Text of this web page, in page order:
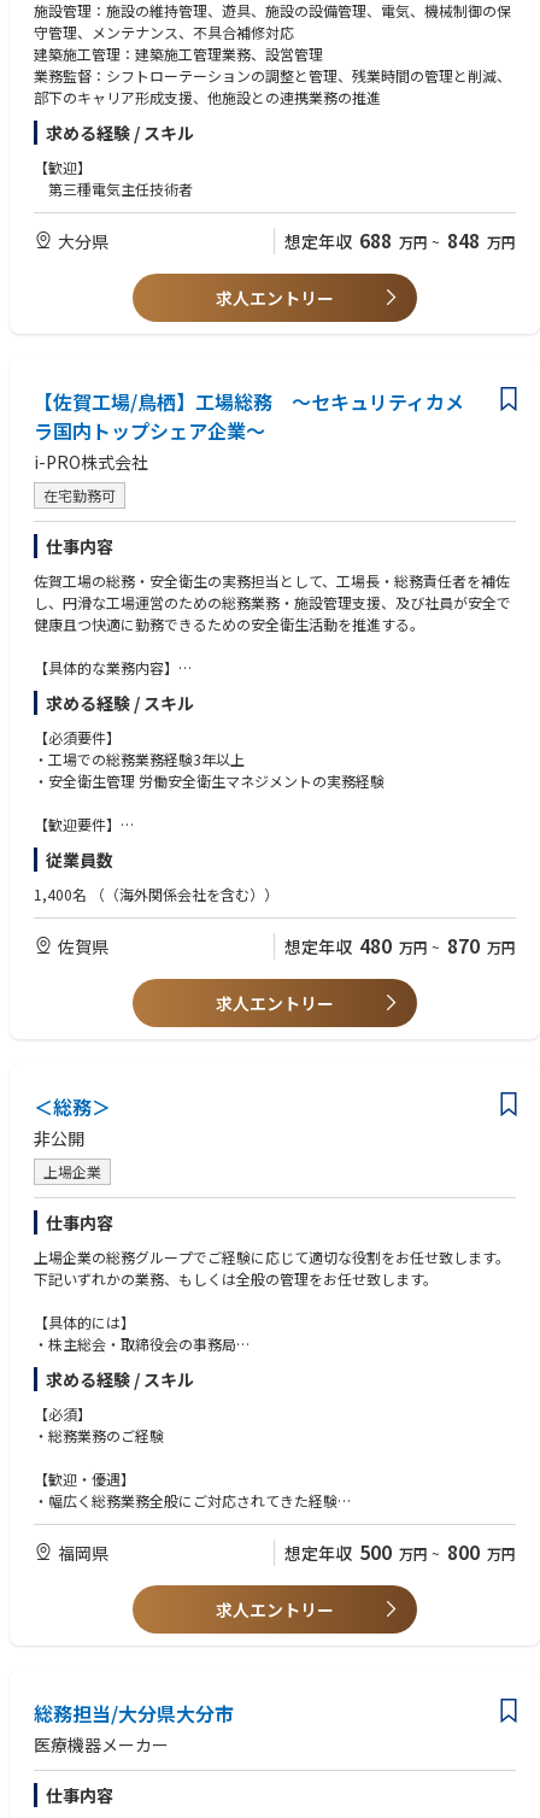
施設管理：施設の維持管理、遊具、施設の設備管理、電気、機械制御の保
守管理、メンテナンス、不具合補修対応
建築施工管理：建築施工管理業務、設営管理
業務監督：シフトローテーションの調整と管理、残業時間の管理と削減、
部下のキャリア形成支援、他施設との連携業務の推進
求める経験 / スキル
【歓迎】
第三種電気主任技術者
大分県 想定年収 688 万円 ~ 848 万円
求人エントリー
【佐賀工場/鳥栖】工場総務 ～セキュリティカメ
ラ国内トップシェア企業～
i-PRO株式会社
在宅勤務可
仕事内容
佐賀工場の総務・安全衛生の実務担当として、工場長・総務責任者を補佐
し、円滑な工場運営のための総務業務・施設管理支援、及び社員が安全で
健康且つ快適に勤務できるための安全衛生活動を推進する。
【具体的な業務内容】
安全衛生管理業務
1) 安全衛生委員会活動の推進、遵法性担保確認
2) 作業環境測定の実施支援
3) 設備安全管理の支援
1) 貸与・支給品（セキュリティカード、電話、作業服、名刺等）の管理
2) 社員・外部社員の入退社対応、派遣契約（e-staffing）管理
3) 共用備品（複合機、共用スペース什器・備品等）の管理
1) オフィスレイアウトおよび共用部の管理
3) 佐賀工場の見学設備の更新、運営サポート
1) 営繕管理（消耗品交換、設備故障時の業者手配等)
2) 原動設備管理(水道・光熱の使用量・コスト管理、省エネ取組)
その他業務
1) リスク対策（拠点BCP、安否確認システム、防災備蓄品管理、災害・事
故対応）
2) 部門管理業務（予算・経費管理、固定資産管理）
求める経験 / スキル
【必須要件】
・工場での総務業務経験3年以上
・安全衛生管理 労働安全衛生マネジメントの実務経験
【歓迎要件】
・第1種衛生管理者
・ISO45001に関する知識、経験
・原動、施設管理に関する知識、経験
従業員数
1,400名 （（海外関係会社を含む））
佐賀県 想定年収 480 万円 ~ 870 万円
求人エントリー
＜総務＞
非公開
上場企業
仕事内容
上場企業の総務グループでご経験に応じて適切な役割をお任せ致します。
下記いずれかの業務、もしくは全般の管理をお任せ致します。
【具体的には】
・株主総会・取締役会の事務局
・株式/株主に関する事務
・社内外広報の発行
・コンプライアンス
・固定資産管理、文書管理、ファシリティ管理
・安全衛生
・社会保険関連の手続き・管理
求める経験 / スキル
【必須】
・総務業務のご経験
【歓迎・優遇】
・幅広く総務業務全般にご対応されてきた経験
・上場企業での総務業務経験
・株主総会運営のご経験
福岡県 想定年収 500 万円 ~ 800 万円
求人エントリー
総務担当/大分県大分市
医療機器メーカー
仕事内容